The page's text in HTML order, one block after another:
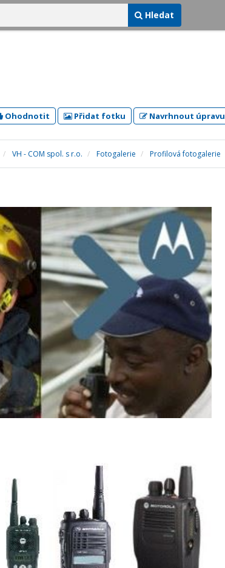
Hledat
Ohodnotit Přidat fotku Navrhnout úpravu
VH - COM spol. s r.o. Fotogalerie Profilová fotogalerie